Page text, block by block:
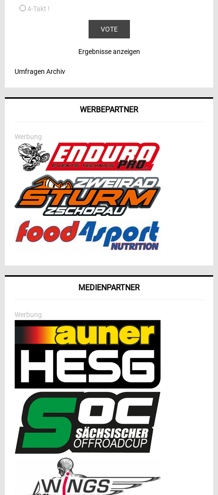
4-Takt !
Ergebnisse anzeigen
Umfragen Archiv
WERBEPARTNER
Werbung
MEDIENPARTNER
Werbung